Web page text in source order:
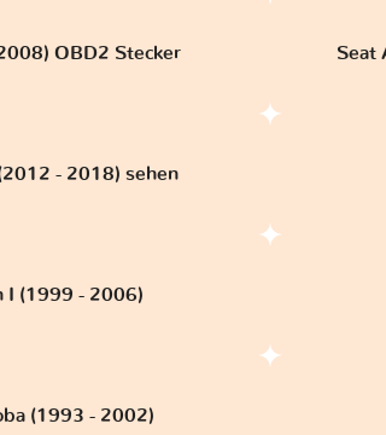
OBD2 Stecker Seat
- 2018) sehen
I (1999 - 2006)
(1993 - 2002)